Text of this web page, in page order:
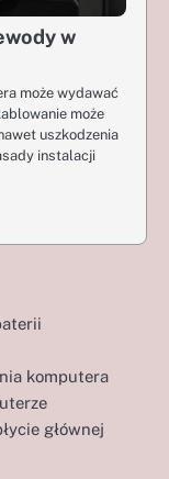
w
może wydawać
może
uszkodzenia
instalacji
komputera
głównej